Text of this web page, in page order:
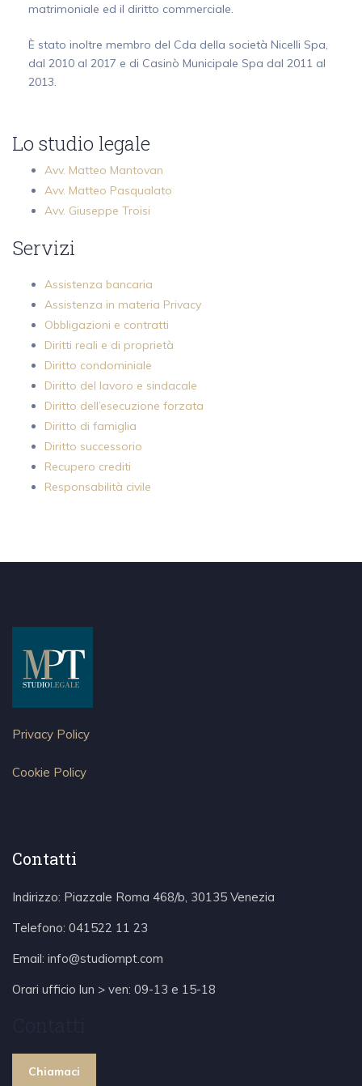
matrimoniale ed il diritto commerciale.
È stato inoltre membro del Cda della società Nicelli Spa,
dal 2010 al 2017 e di Casinò Municipale Spa dal 2011 al
2013.
Lo studio legale
Avv. Matteo Mantovan
Avv. Matteo Pasqualato
Avv. Giuseppe Troisi
Servizi
Assistenza bancaria
Assistenza in materia Privacy
Obbligazioni e contratti
Diritti reali e di proprietà
Diritto condominiale
Diritto del lavoro e sindacale
Diritto dell’esecuzione forzata
Diritto di famiglia
Diritto successorio
Recupero crediti
Responsabilità civile
Privacy Policy
Cookie Policy
Contatti
Indirizzo: Piazzale Roma 468/b, 30135 Venezia
Telefono: 041522 11 23
Email: info@studiompt.com
Orari ufficio lun > ven: 09-13 e 15-18
Chiamaci